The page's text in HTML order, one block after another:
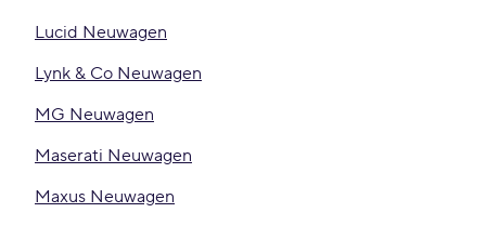
Lucid Neuwagen
Lynk & Co Neuwagen
MG Neuwagen
Maserati Neuwagen
Maxus Neuwagen